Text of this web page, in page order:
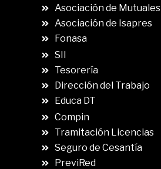
Asociación de Mutuales
Asociación de Isapres
Fonasa
SII
Tesorería
Dirección del Trabajo
Educa DT
Compin
Tramitación Licencias
Seguro de Cesantía
PreviRed